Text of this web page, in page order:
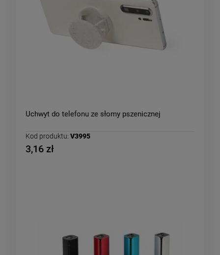
Uchwyt do telefonu ze słomy pszenicznej
Kod produktu: V3995
3,16 zł